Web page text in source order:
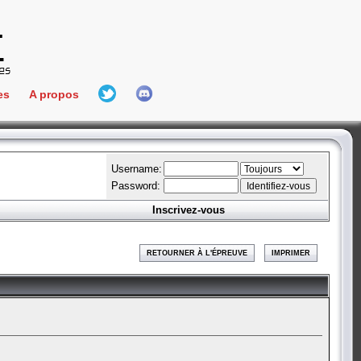
Connect
A propos
L'équipe
Hall Of Fame
Username:
Password:
Inscrivez-vous
RETOURNER À L'ÉPREUVE IMPRIMER